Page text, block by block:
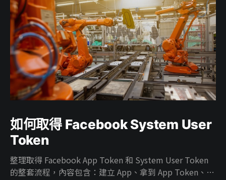
如何取得 Facebook System User
Token
整理取得 Facebook App Token 和 System User Token
的整套流程，內容包含：建立 App、拿到 App Token、在